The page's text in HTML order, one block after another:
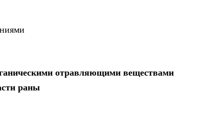
отравляющими веществами
раны